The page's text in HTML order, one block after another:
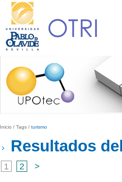
Inicio / Tags / turismo
Resultados
1 2 >